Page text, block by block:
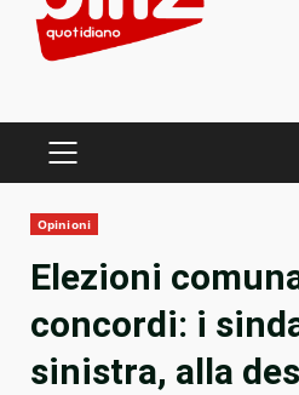
PRIMARY
Opinioni
Elezioni
concordi: i
sinistra, alla